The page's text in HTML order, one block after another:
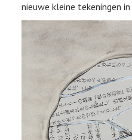
nieuwe kleine tekeningen in